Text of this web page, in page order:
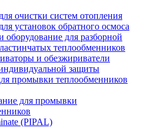
очистки систем отопления
установок обратного осмоса
оборудование для разборной
теплообменников
и обезжириватели
защиты
промывки теплообменников
для промывки
(PIPAL)